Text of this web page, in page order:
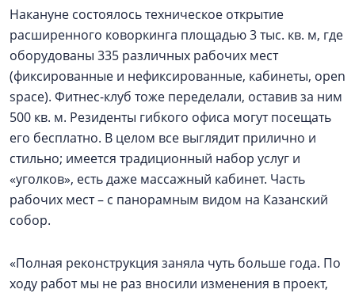
Накануне состоялось техническое открытие
расширенного коворкинга площадью 3 тыс. кв. м, где
оборудованы 335 различных рабочих мест
(фиксированные и нефиксированные, кабинеты, open
space). Фитнес-клуб тоже переделали, оставив за ним
500 кв. м. Резиденты гибкого офиса могут посещать
его бесплатно. В целом все выглядит прилично и
стильно; имеется традиционный набор услуг и
«уголков», есть даже массажный кабинет. Часть
рабочих мест – с панорамным видом на Казанский
собор.
«Полная реконструкция заняла чуть больше года. По
ходу работ мы не раз вносили изменения в проект,